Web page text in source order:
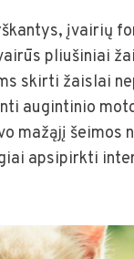
įvairių
pliušiniai
skirti žaislai
augintinio
mažąjį šeimos
apsipirkti